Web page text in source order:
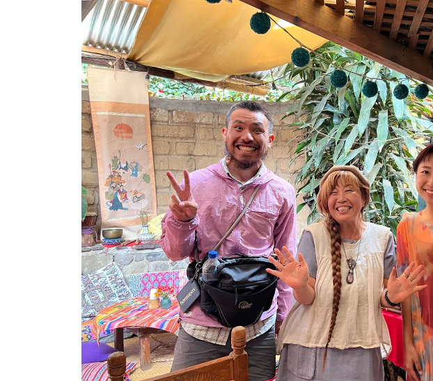
タグ: アフリカ マダガスカル 海外旅
マダガスカル旅行
記①
2025-12-29
アンタナナリボのデモ アンタナナリボの宿
おぎつう マダガスカルの治安
マダガスカル観光 世界一周
アフリカ マダガスカル 海外旅
マダガスカル旅行
記③マダガスカル
に暮らす日本人に
会いに行く
2026-01-26
AMPIANA アンタナナリボ観光 おぎつう
トゥアナシナに行く方法
マダガスカル観光
ラフィアのカゴバッグ ラフィア編み
ワオキツネザル 世界一周